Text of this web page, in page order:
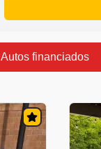
Autos financiados